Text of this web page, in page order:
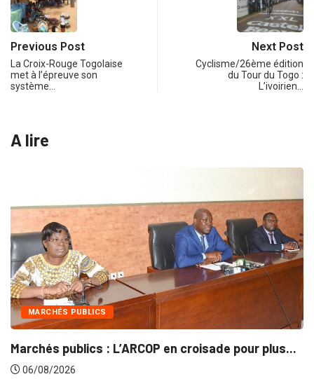
Previous Post
La Croix-Rouge Togolaise
met à l’épreuve son
système…
Next Post
Cyclisme/26ème édition
du Tour du Togo :
L’ivoirien…
A lire
en croisade pour plus...
INTÉGRATION
Gestion